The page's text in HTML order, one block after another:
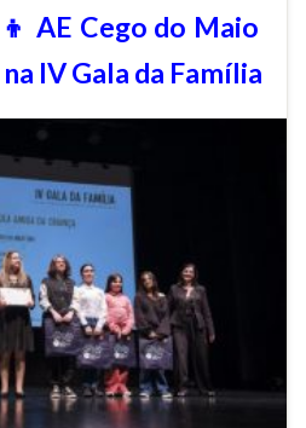
AE Cego do Maio
IV Gala da Família